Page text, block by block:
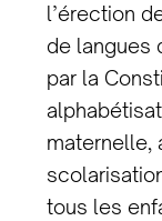
l’érection
de langues
par la
maternelle,
tous les